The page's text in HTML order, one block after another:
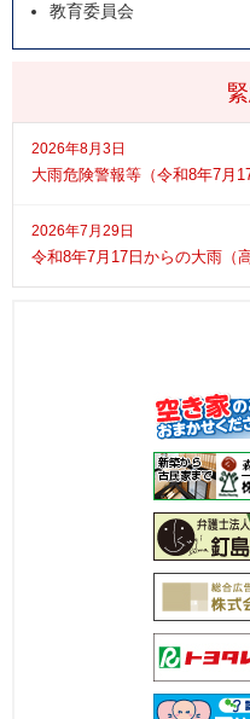
2026年8月3日
大雨危険警報等（令和8年7月
2026年7月29日
令和8年7月17日からの大雨（
教育委員会